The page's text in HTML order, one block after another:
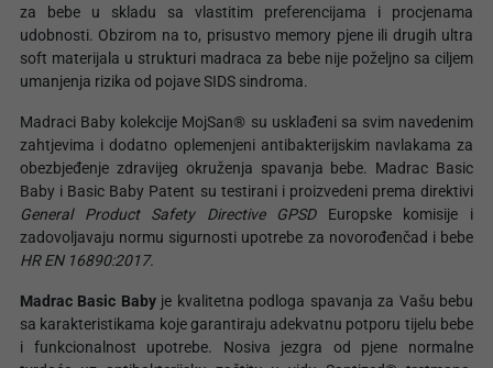
za bebe u skladu sa vlastitim preferencijama i procjenama
udobnosti. Obzirom na to, prisustvo memory pjene ili drugih ultra
soft materijala u strukturi madraca za bebe nije poželjno sa ciljem
umanjenja rizika od pojave SIDS sindroma.
Madraci Baby kolekcije MojSan® su usklađeni sa svim navedenim
zahtjevima i dodatno oplemenjeni antibakterijskim navlakama za
obezbjeđenje zdravijeg okruženja spavanja bebe. Madrac Basic
Baby i Basic Baby Patent su testirani i proizvedeni prema direktivi
General Product Safety Directive GPSDEuropske komisije i
zadovoljavaju normu sigurnosti upotrebe za novorođenčad i bebe
HR EN 16890:2017.
Madrac Basic Baby je kvalitetna podloga spavanja za Vašu bebu
sa karakteristikama koje garantiraju adekvatnu potporu tijelu bebe
i funkcionalnost upotrebe. Nosiva jezgra od pjene normalne